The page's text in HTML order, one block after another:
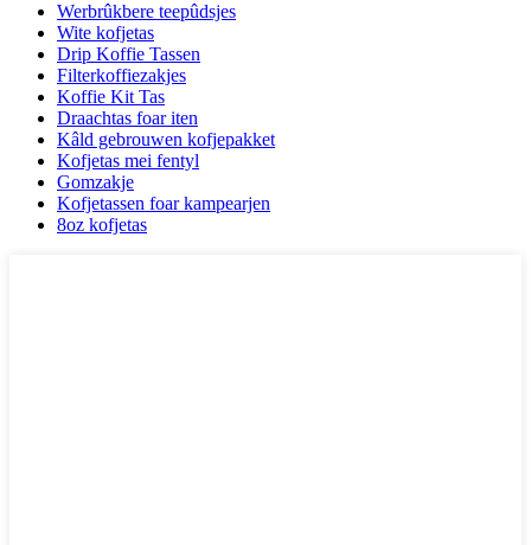
Werbrûkbere teepûdsjes
Wite kofjetas
Drip Koffie Tassen
Filterkoffiezakjes
Koffie Kit Tas
Draachtas foar iten
Kâld gebrouwen kofjepakket
Kofjetas mei fentyl
Gomzakje
Kofjetassen foar kampearjen
8oz kofjetas